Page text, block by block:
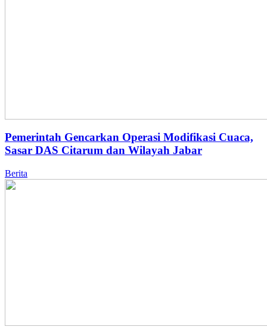
Pemerintah Gencarkan Operasi Modifikasi Cuaca,
Sasar DAS Citarum dan Wilayah Jabar
Berita